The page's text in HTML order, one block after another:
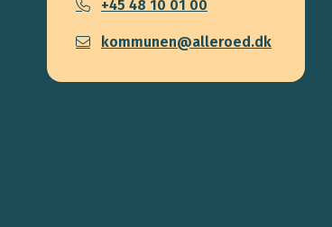
+45 48 10 01 00
kommunen@alleroed.dk